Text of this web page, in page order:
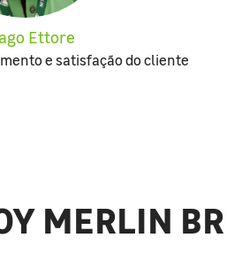
Ettore
e satisfação do cliente
MERLIN BR